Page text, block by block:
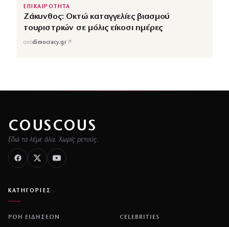
ΕΠΙΚΑΙΡΟΤΗΤΑ
Ζάκυνθος: Οκτώ καταγγελίες βιασμού
τουριστριών σε μόλις είκοσι ημέρες
απόdimocracy.gr↗
COUSCOUS
Εδώ τα λέμε όλα. Χωρίς ρετούς.
ΚΑΤΗΓΟΡΙΕΣ
ΡΟΗ ΕΙΔΗΣΕΩΝ CELEBRITIES